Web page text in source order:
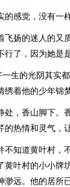
感觉，没有一
飞扬的迷人的又
了，因为她是
一生的光阴其实
着他的少年锦
处，香山脚下。
热情和灵气，
知道黄叶村，
黄叶村的小小
渺远。他的居